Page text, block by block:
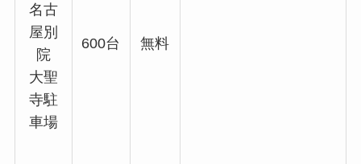
名古
屋別
院
大聖
寺駐
車場
600台 無料